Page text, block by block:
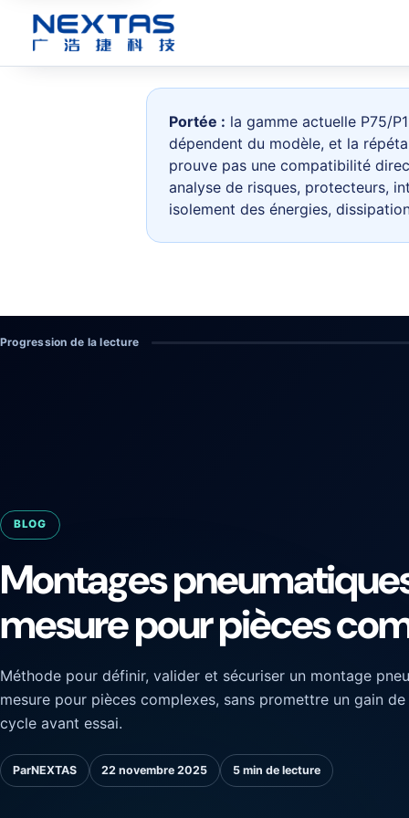
Portée : la gamme actuelle P75/
dépendent du modèle, et la
prouve pas une compatibilité
analyse de risques, protecteurs,
isolement des énergies,
Progression de la lecture
BLOG
Montages
mesure pour pièces
Méthode pour définir, valider et sécuriser un montage
mesure pour pièces complexes, sans promettre un gain
cycle avant essai.
ParNEXTAS 22 novembre 2025 5 min de lecture